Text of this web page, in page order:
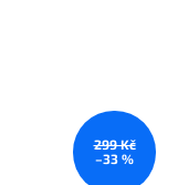
299 Kč
–33 %